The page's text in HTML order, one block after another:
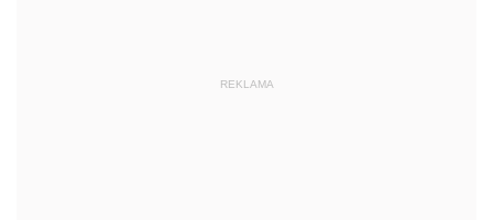
REKLAMA